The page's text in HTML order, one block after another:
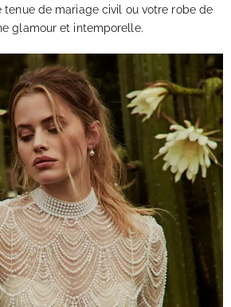
tenue de mariage civil ou votre robe de
glamour et intemporelle.